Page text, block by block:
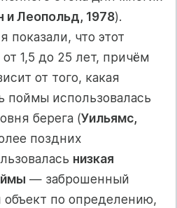
и Леопольд, 1978).
показали, что этот
1,5 до 25 лет, причём
от того, какая
поймы использовалась
берега (Уильямс,
поздних
низкая
— заброшенный
объект по определению,